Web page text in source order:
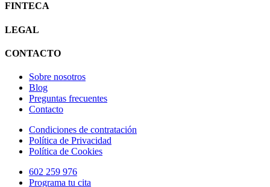
FINTECA
LEGAL
CONTACTO
Sobre nosotros
Blog
Preguntas frecuentes
Contacto
Condiciones de contratación
Política de Privacidad
Política de Cookies
602 259 976
Programa tu cita